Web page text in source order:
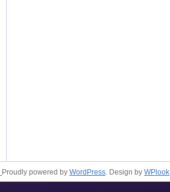
Proudly powered by WordPress . Design by WPlook